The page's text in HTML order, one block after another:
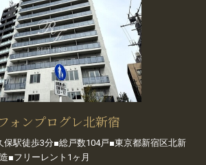
ォンプログレ北新宿
保駅徒歩3分■総戸数104戸■東京都新宿区北新
■フリーレント1ヶ月